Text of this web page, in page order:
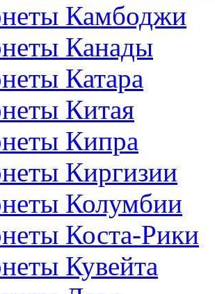
Камбоджи
Канады
Катара
Китая
Кипра
Киргизии
Колумбии
Коста-Рики
Кувейта